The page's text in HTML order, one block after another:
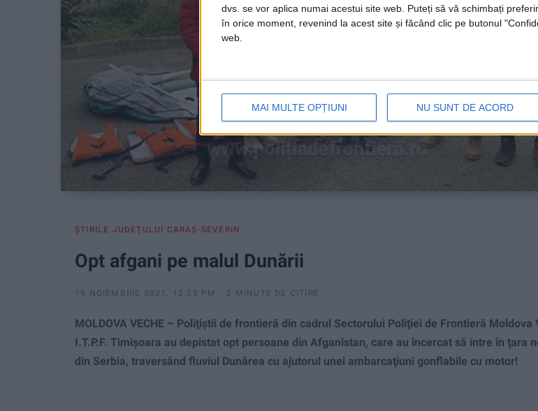
dvs. se vor aplica numai acestui site web. Puteți să vă schimbați
în orice moment, revenind la acest site și făcând clic pe butonul
web.
MAI MULTE OPȚIUNI NU SUNT DE ACORD
ŞTIRILE JUDEŢULUI CARAŞ-SEVERIN
Opt afgani pe malul Dunării
19 NOIEMBRIE 2021, 12:25 PM 2 MINUTE DE CITIRE
MOLDOVA VECHE – Poliţiştii de frontieră din cadrul Sectorului Poliţiei de Frontieră Moldova
I.T.P.F. Timişoara au depistat opt persoane din Afganistan, care au încercat să intre în ţara
din Serbia, traversând fluviul Dunărea cu ajutorul unei ambarcaţiuni gonflabile cu motor!